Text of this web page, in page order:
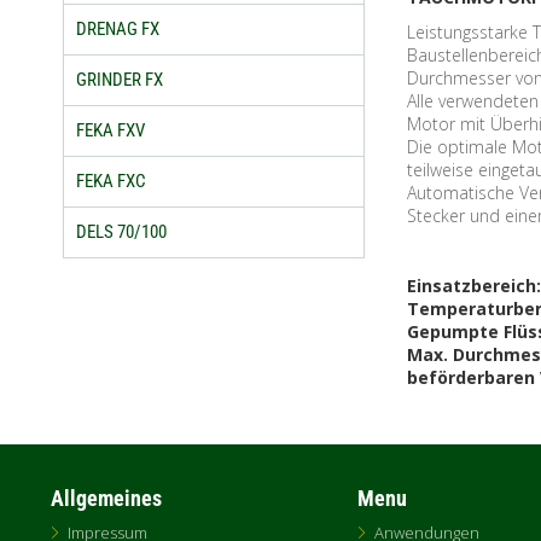
DRENAG FX
GRINDER FX
FEKA FXV
FEKA FXC
DELS 70/100
Leistungsstarke
Durchmesser
Alle
Motor mit
Die optimale
teilweise
Automatische
Stecker und
Einsatzbereich:
Gepumpte
Max.
Allgemeines
Impressum
Menu
Anwendungen